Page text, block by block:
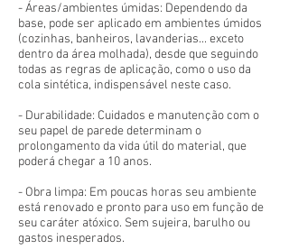
- Áreas/ambientes úmidas: Dependendo da
base, pode ser aplicado em ambientes úmidos
(cozinhas, banheiros, lavanderias... exceto
dentro da área molhada), desde que seguindo
todas as regras de aplicação, como o uso da
cola sintética, indispensável neste caso.
- Durabilidade: Cuidados e manutenção com o
seu papel de parede determinam o
prolongamento da vida útil do material, que
poderá chegar a 10 anos.
- Obra limpa: Em poucas horas seu ambiente
está renovado e pronto para uso em função de
seu caráter atóxico. Sem sujeira, barulho ou
gastos inesperados.